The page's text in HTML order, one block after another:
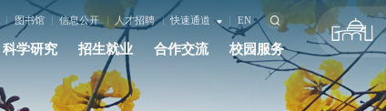
图书馆 信息公开 人才招聘 快速通道 EN
科学研究 招生就业 合作交流 校园服务